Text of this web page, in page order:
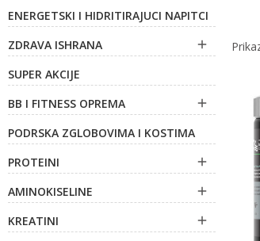
ENERGETSKI I HIDRITIRAJUCI NAPITCI
ZDRAVA ISHRANA

SUPER AKCIJE
BB I FITNESS OPREMA

PODRSKA ZGLOBOVIMA I KOSTIMA
PROTEINI

AMINOKISELINE 
KREATINI 